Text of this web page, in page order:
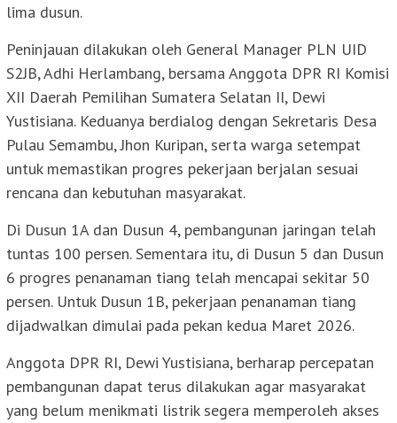
lima dusun.
Peninjauan dilakukan oleh General Manager PLN UID
S2JB, Adhi Herlambang, bersama Anggota DPR RI Komisi
XII Daerah Pemilihan Sumatera Selatan II, Dewi
Yustisiana. Keduanya berdialog dengan Sekretaris Desa
Pulau Semambu, Jhon Kuripan, serta warga setempat
untuk memastikan progres pekerjaan berjalan sesuai
rencana dan kebutuhan masyarakat.
Di Dusun 1A dan Dusun 4, pembangunan jaringan telah
tuntas 100 persen. Sementara itu, di Dusun 5 dan Dusun
6 progres penanaman tiang telah mencapai sekitar 50
persen. Untuk Dusun 1B, pekerjaan penanaman tiang
dijadwalkan dimulai pada pekan kedua Maret 2026.
Anggota DPR RI, Dewi Yustisiana, berharap percepatan
pembangunan dapat terus dilakukan agar masyarakat
yang belum menikmati listrik segera memperoleh akses